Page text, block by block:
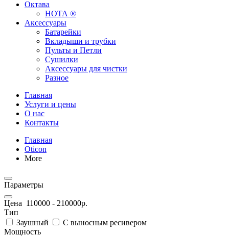
Октава
НОТА ®
Аксессуары
Батарейки
Вкладыши и трубки
Пульты и Петли
Сушилки
Аксессуары для чистки
Разное
Главная
Услуги и цены
О нас
Контакты
Главная
Oticon
More
Параметры
Цена 110000 - 210000р.
Тип
Заушный
С выносным ресивером
Мощность